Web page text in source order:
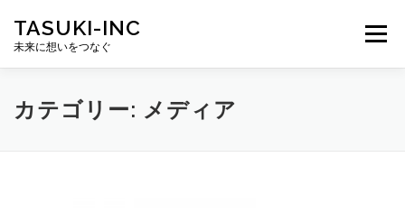
TASUKI-INC
未来に想いをつなぐ
メニュー
カテゴリー: メディア